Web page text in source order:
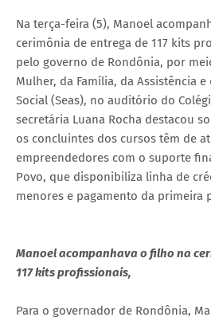
Na terça-feira (5), Manoel
cerimônia de entrega de 117 kits
pelo governo de Rondônia, por
Mulher, da Família, da Assistência
Social (Seas), no auditório do
secretária Luana Rocha destacou
os concluintes dos cursos têm de
empreendedores com o suporte
Povo, que disponibiliza linha de
menores e pagamento da primeira
Manoel acompanhava o filho na
117 kits profissionais,
Para o governador de Rondônia,